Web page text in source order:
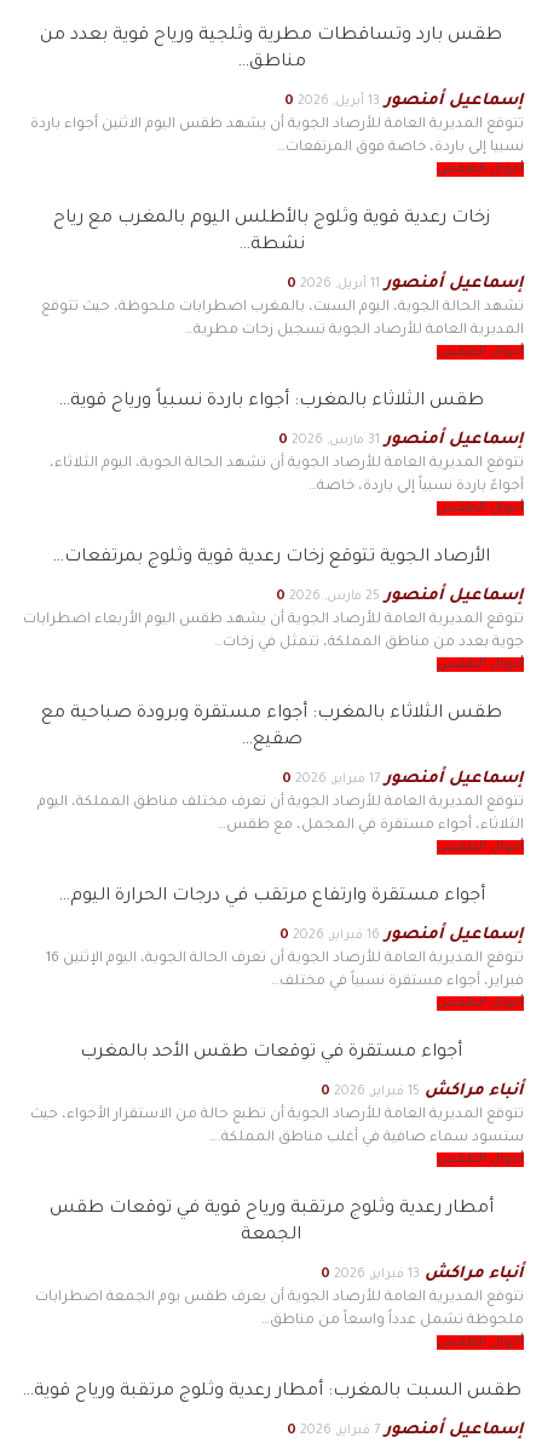
طقس بارد وتساقطات مطرية وثلجية ورياح قوية بعدد من
مناطق…
إسماعيل أمنصور 13 أبريل, 2026 0
تتوقع المديرية العامة للأرصاد الجوية أن يشهد طقس اليوم الاثنين أجواء باردة
نسبيا إلى باردة، خاصة فوق المرتفعات…
أحوال الطقس
زخات رعدية قوية وثلوج بالأطلس اليوم بالمغرب مع رياح
نشطة…
إسماعيل أمنصور 11 أبريل, 2026 0
تشهد الحالة الجوية، اليوم السبت، بالمغرب اضطرابات ملحوظة، حيث تتوقع
المديرية العامة للأرصاد الجوية تسجيل زخات مطرية…
أحوال الطقس
طقس الثلاثاء بالمغرب: أجواء باردة نسبياً ورياح قوية…
إسماعيل أمنصور 31 مارس, 2026 0
تتوقع المديرية العامة للأرصاد الجوية أن تشهد الحالة الجوية، اليوم الثلاثاء،
أجواءً باردة نسبياً إلى باردة، خاصة…
أحوال الطقس
الأرصاد الجوية تتوقع زخات رعدية قوية وثلوج بمرتفعات…
إسماعيل أمنصور 25 مارس, 2026 0
تتوقع المديرية العامة للأرصاد الجوية أن يشهد طقس اليوم الأربعاء اضطرابات
جوية بعدد من مناطق المملكة، تتمثل في زخات…
أحوال الطقس
طقس الثلاثاء بالمغرب: أجواء مستقرة وبرودة صباحية مع
صقيع…
إسماعيل أمنصور 17 فبراير, 2026 0
تتوقع المديرية العامة للأرصاد الجوية أن تعرف مختلف مناطق المملكة، اليوم
الثلاثاء، أجواء مستقرة في المجمل، مع طقس…
أحوال الطقس
أجواء مستقرة وارتفاع مرتقب في درجات الحرارة اليوم…
إسماعيل أمنصور 16 فبراير, 2026 0
تتوقع المديرية العامة للأرصاد الجوية أن تعرف الحالة الجوية، اليوم الإثنين 16
فبراير، أجواء مستقرة نسبياً في مختلف…
أحوال الطقس
أجواء مستقرة في توقعات طقس الأحد بالمغرب
أنباء مراكش 15 فبراير, 2026 0
تتوقع المديرية العامة للأرصاد الجوية أن تطبع حالة من الاستقرار الأجواء، حيث
ستسود سماء صافية في أغلب مناطق المملكة.…
أحوال الطقس
أمطار رعدية وثلوج مرتقبة ورياح قوية في توقعات طقس
الجمعة
أنباء مراكش 13 فبراير, 2026 0
تتوقع المديرية العامة للأرصاد الجوية أن يعرف طقس يوم الجمعة اضطرابات
ملحوظة تشمل عدداً واسعاً من مناطق…
أحوال الطقس
طقس السبت بالمغرب: أمطار رعدية وثلوج مرتقبة ورياح قوية…
إسماعيل أمنصور 7 فبراير, 2026 0